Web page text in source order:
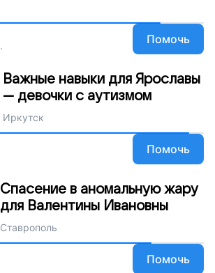
Помочь
Важные навыки для Ярославы
— девочки с аутизмом
Иркутск
Помочь
Спасение в аномальную жару
для Валентины Ивановны
Ставрополь
Помочь